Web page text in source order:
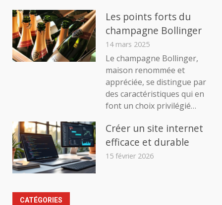
Les points forts du
champagne Bollinger
14 mars 2025
Le champagne Bollinger,
maison renommée et
appréciée, se distingue par
des caractéristiques qui en
font un choix privilégié…
Créer un site internet
efficace et durable
15 février 2026
CATÉGORIES